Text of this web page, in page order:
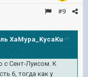
#9
XaMypa_KycaKu
с Сент-Луисом. К
6, тогда как у